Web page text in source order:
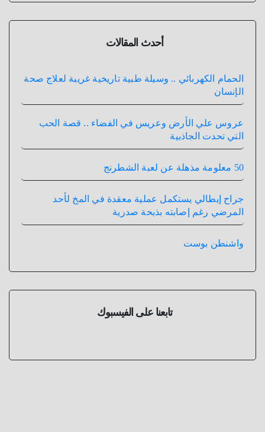
أحدث المقالات
الحمام الكهربائي .. وسيلة طبية تاريخية غريبة لعلاج صحة
الإنسان
عروس علي الأرض وعريس في الفضاء .. قصة الحب
التي تحدت الجاذبية
50 معلومة مذهلة عن لعبة الشطرنج
جراح إيطالي يستكمل عملية معقدة في المخ لأحد
المرضي رغم إصابته بذبحة صدرية
واشنطن بوست
تابعنا على الفيسبوك